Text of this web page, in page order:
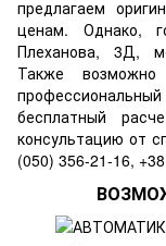
предлагаем
ценам. Однако,
Плеханова, 3Д,
Также
бесплатный
консультацию от
(050) 356-21-16,